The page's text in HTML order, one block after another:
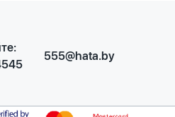
555@hata.by